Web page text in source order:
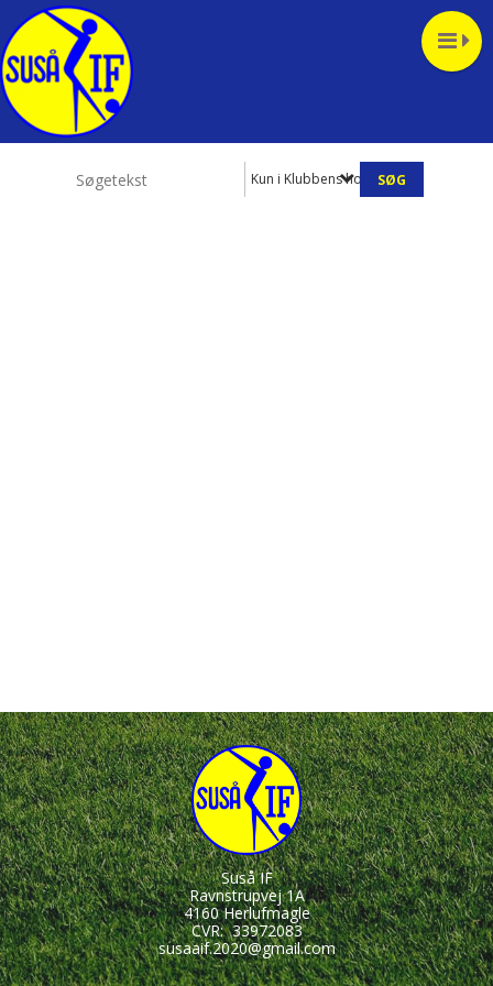
Kun i Klubbens hold
Suså IF
Ravnstrupvej 1A
4160 Herlufmagle
CVR:33972083
susaaif.2020@gmail.com